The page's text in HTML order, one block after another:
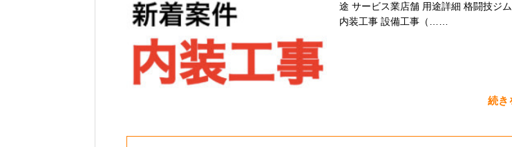
途 サービス業店舗 用途詳細 格闘技ジ
内装工事 設備工事（……
続き